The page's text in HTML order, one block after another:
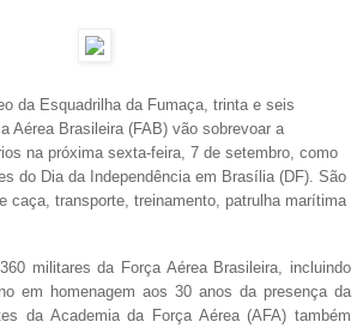
da Esquadrilha da Fumaça, trinta e seis
Aérea Brasileira (FAB) vão sobrevoar a
na próxima sexta-feira, 7 de setembro, como
do Dia da Independência em Brasília (DF). São
caça, transporte, treinamento, patrulha marítima
militares da Força Aérea Brasileira, incluindo
em homenagem aos 30 anos da presença da
da Academia da Força Aérea (AFA) também